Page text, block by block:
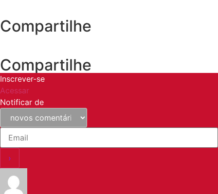
Compartilhe
Compartilhe
Inscrever-se
Acessar
Notificar de